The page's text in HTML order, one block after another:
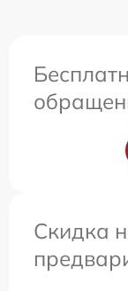
Скидка